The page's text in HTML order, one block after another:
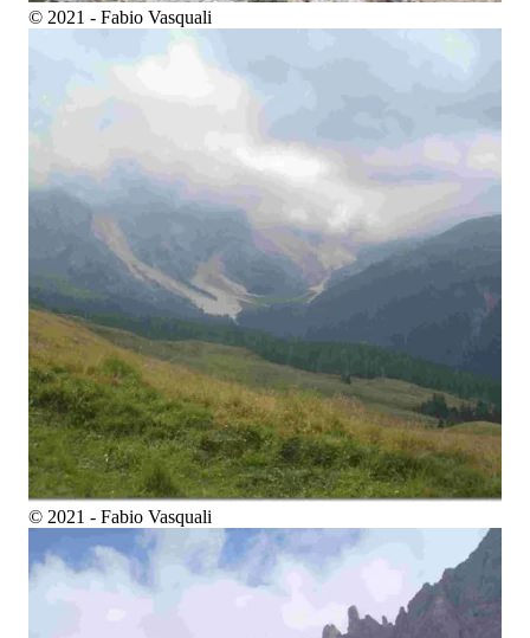
© 2021 - Fabio Vasquali
© 2021 - Fabio Vasquali